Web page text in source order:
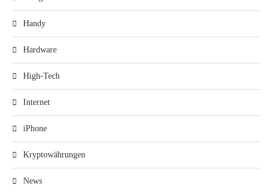
Handy
Hardware
High-Tech
Internet
iPhone
Kryptowährungen
News